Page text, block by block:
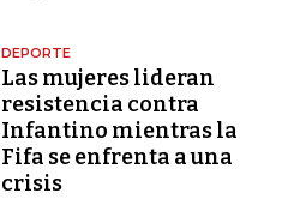
DEPORTE
Las mujeres lideran
resistencia contra
Infantino mientras la
Fifa se enfrenta a una
crisis